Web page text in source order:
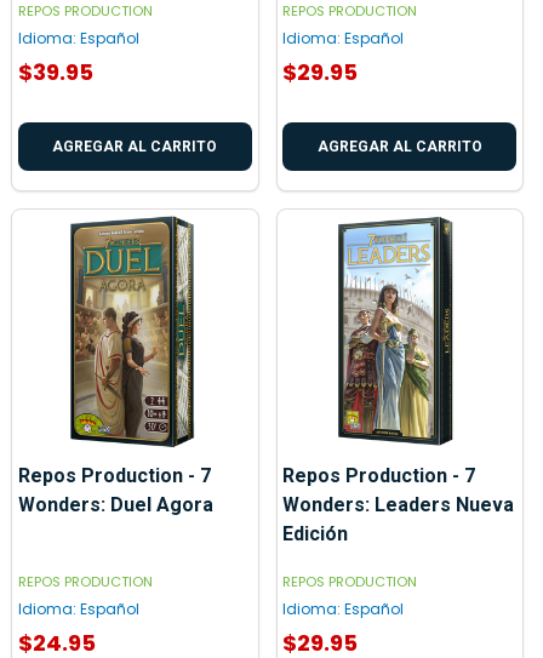
REPOS PRODUCTION
Idioma: Español
$39.95
AGREGAR AL CARRITO
REPOS PRODUCTION
Idioma: Español
$29.95
AGREGAR AL CARRITO
Repos Production - 7
Wonders: Duel Agora
REPOS PRODUCTION
Idioma: Español
$24.95
Repos Production - 7
Wonders: Leaders Nueva
Edición
REPOS PRODUCTION
Idioma: Español
$29.95